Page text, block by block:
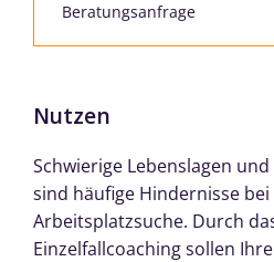
Beratungsanfrage
Nutzen
Schwierige Lebenslagen
sind häufige Hindernisse
Arbeitsplatzsuche. Durch
Einzelfallcoaching sollen